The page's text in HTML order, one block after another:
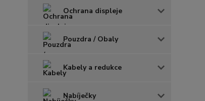
Ochrana displeje
Pouzdra / Obaly
Kabely a redukce
Nabíječky